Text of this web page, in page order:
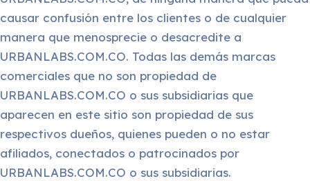
causar confusión entre los clientes o de cualquier
manera que menosprecie o desacredite a
URBANLABS.COM.CO. Todas las demás marcas
comerciales que no son propiedad de
URBANLABS.COM.CO o sus subsidiarias que
aparecen en este sitio son propiedad de sus
respectivos dueños, quienes pueden o no estar
afiliados, conectados o patrocinados por
URBANLABS.COM.CO o sus subsidiarias.